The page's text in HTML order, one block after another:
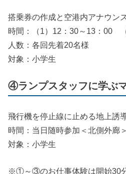
搭乗券の作成と空港内アナウン
時間：（1）12：30～13：00
人数：各回先着20名様
対象：小学生
④ランプスタッフに学ぶ
飛行機を停止線に止める地上誘
時間：当日随時参加＜北側外廊＞
対象：小学生
※①～③のお仕事体験は開始30